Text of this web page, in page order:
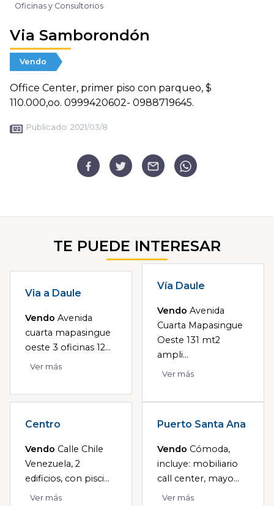
Oficinas y Consultorios
Via Samborondón
Vendo
Office Center, primer piso con parqueo, $
110.000,oo. 0999420602- 0988719645.
Publicado: 2021/03/8
TE PUEDE INTERESAR
Via a Daule
Vendo Avenida
cuarta mapasingue
oeste 3 oficinas 12...
Ver más
Vía Daule
Vendo Avenida
Cuarta Mapasingue
Oeste 131 mt2
ampli...
Ver más
Centro
Vendo Calle Chile
Venezuela, 2
edificios, con pisci...
Ver más
Puerto Santa Ana
Vendo Cómoda,
incluye: mobiliario
call center, mayo...
Ver más